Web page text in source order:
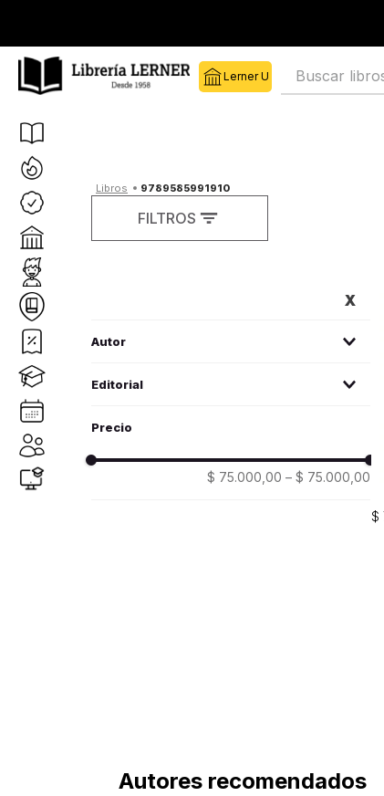
Buscar libros
9789585991910
FILTROS
Autor
Saldarriaga Roa, Alberto Y Otros
Editorial
instituto distrital de patrimonio cultural
$ 75.000,00 – $ 75.000,00
$
Autores recomendados